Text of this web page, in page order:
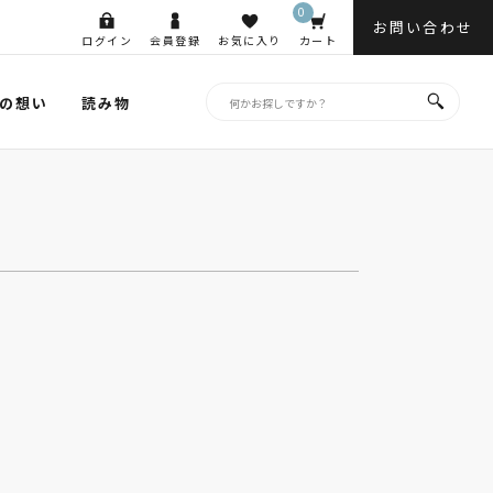
ログイン 会員登録 お気に入り カート
0
お問い合わせ
想い 読み物